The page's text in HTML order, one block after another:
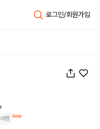
로그인/회원가입
행 Beta